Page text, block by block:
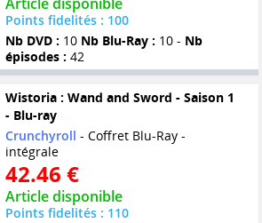
Points fidelités : 100
Nb DVD : 10 Nb Blu-Ray : 10 - Nb
épisodes : 42
Wistoria : Wand and Sword - Saison 1
- Blu-ray
Crunchyroll - Coffret Blu-Ray -
intégrale
42.46 €
Article disponible
Points fidelités : 110